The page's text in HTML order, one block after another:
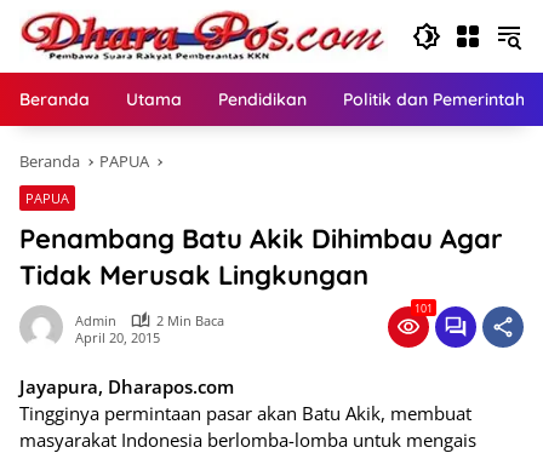
Langsung
konten
Beranda Utama Pendidikan Politik dan
Beranda PAPUA
PAPUA
Penambang Batu Akik Dihimbau Agar
Tidak Merusak Lingkungan
Admin
2 Min Baca
April 20, 2015
101
Jayapura, Dharapos.com
Tingginya permintaan pasar akan Batu Akik, membuat
masyarakat Indonesia berlomba-lomba untuk mengais